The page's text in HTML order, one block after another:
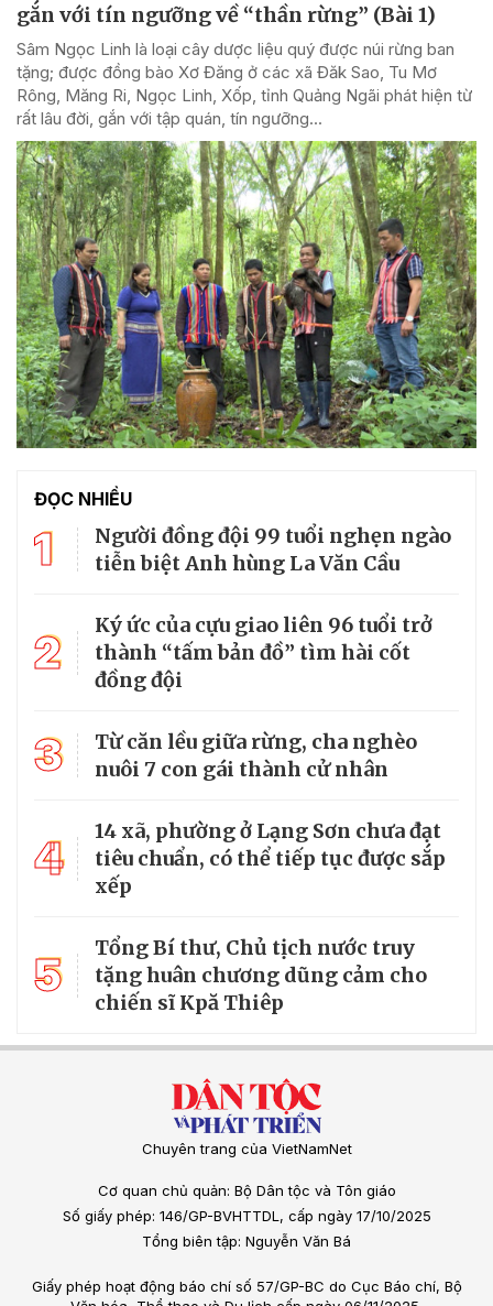
gắn với tín ngưỡng về “thần rừng” (Bài 1)
Sâm Ngọc Linh là loại cây dược liệu quý được núi rừng ban
tặng; được đồng bào Xơ Đăng ở các xã Đăk Sao, Tu Mơ
Rông, Măng Ri, Ngọc Linh, Xốp, tỉnh Quảng Ngãi phát hiện từ
rất lâu đời, gắn với tập quán, tín ngưỡng...
ĐỌC NHIỀU
1
Người đồng đội 99 tuổi nghẹn ngào
tiễn biệt Anh hùng La Văn Cầu
2
Ký ức của cựu giao liên 96 tuổi trở
thành “tấm bản đồ” tìm hài cốt
đồng đội
3
Từ căn lều giữa rừng, cha nghèo
nuôi 7 con gái thành cử nhân
4
14 xã, phường ở Lạng Sơn chưa đạt
tiêu chuẩn, có thể tiếp tục được sắp
xếp
5
Tổng Bí thư, Chủ tịch nước truy
tặng huân chương dũng cảm cho
chiến sĩ Kpă Thiêp
Chuyên trang của VietNamNet
Cơ quan chủ quản: Bộ Dân tộc và Tôn giáo
Số giấy phép: 146/GP-BVHTTDL, cấp ngày 17/10/2025
Tổng biên tập: Nguyễn Văn Bá
Giấy phép hoạt động báo chí số 57/GP-BC do Cục Báo chí, Bộ